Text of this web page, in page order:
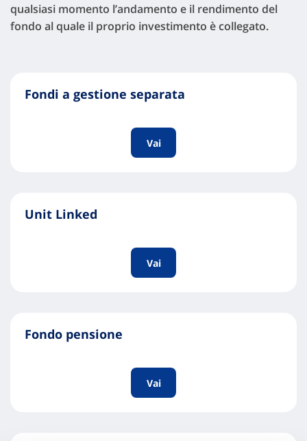
qualsiasi momento l’andamento e il rendimento del
fondo al quale il proprio investimento è collegato.
Fondi a gestione separata
Vai
Unit Linked
Vai
Fondo pensione
Vai